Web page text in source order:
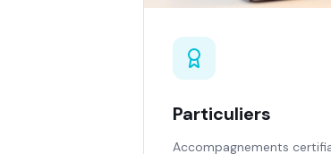
Particuliers
Accompagnements